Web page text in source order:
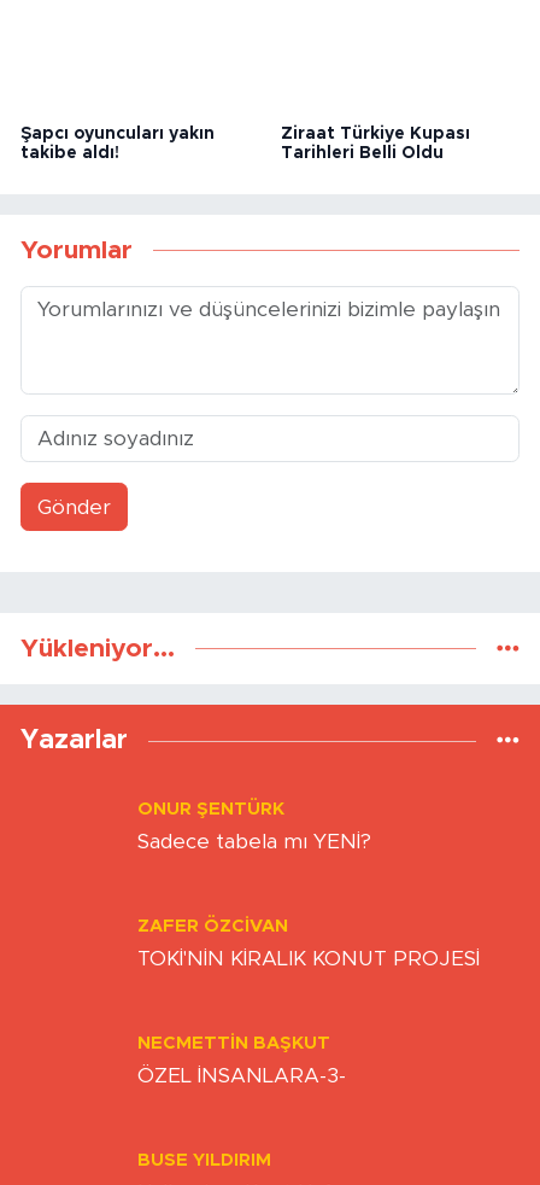
Şapcı oyuncuları yakın
takibe aldı!
Ziraat Türkiye Kupası
Tarihleri Belli Oldu
Yorumlar
Gönder
Yükleniyor...
Yazarlar
ONUR ŞENTÜRK
Sadece tabela mı YENİ?
ZAFER ÖZCIVAN
TOKİ'NİN KİRALIK KONUT PROJESİ
NECMETTIN BAŞKUT
ÖZEL İNSANLARA-3-
BUSE YILDIRIM